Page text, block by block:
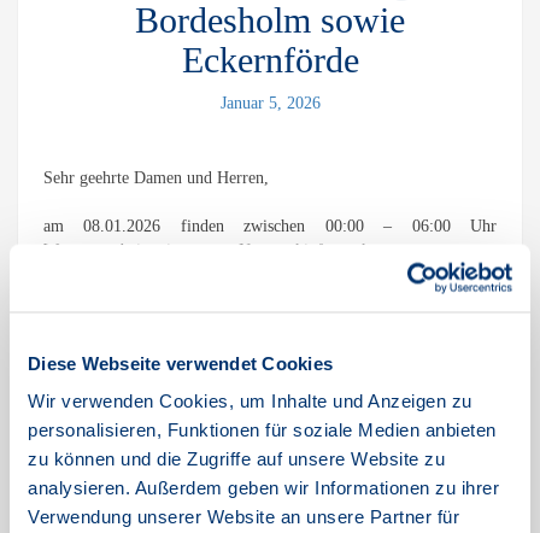
Diese Webseite verwendet Cookies
Wir verwenden Cookies, um Inhalte und Anzeigen zu
personalisieren, Funktionen für soziale Medien anbieten
zu können und die Zugriffe auf unsere Website zu
analysieren. Außerdem geben wir Informationen zu ihrer
Verwendung unserer Website an unsere Partner für
Bordesholm sowie
Eckernförde
Januar 5, 2026
Sehr geehrte Damen und Herren,
am 08.01.2026 finden zwischen 00:00 – 06:00 Uhr
Wartungsarbeiten in unserer Netzwerkinfrastruktur statt.
Anschlüsse in den folgenden Bereichen werden von der Wartung
Mittlere Geest, Südangeln sowie Eckernförde.
Ebenso können Anschlüsse in Bordesholm betroffen sein.
In diesem Zeitraum wird es zu Unterbrechungen im Bereich der
Internet-, Telefonie- und TV-Dienste kommen.
Mit freundlichen Grüßen